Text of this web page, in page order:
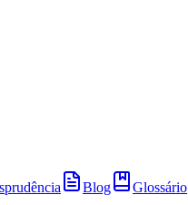
Blog Glossário